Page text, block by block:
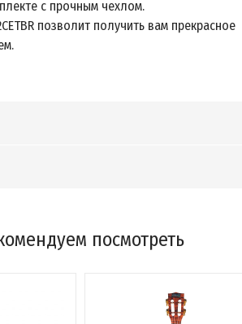
с прочным чехлом.
позволит получить вам прекрасное
посмотреть